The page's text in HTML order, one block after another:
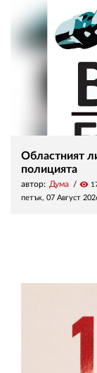
Областният
полицията
автор: Дума visibility
петък, 07 Август